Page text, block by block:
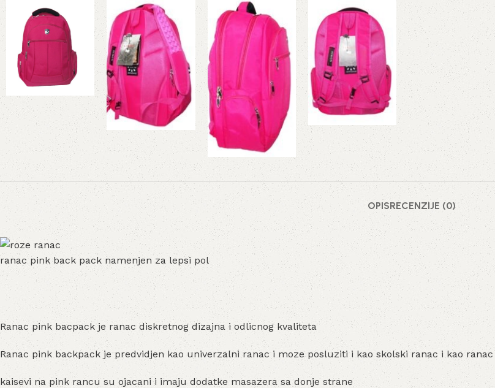
OPISRECENZIJE (0)
ranac pink back pack namenjen za lepsi pol
Ranac pink bacpack je ranac diskretnog dizajna i odlicnog kvaliteta
Ranac pink backpack je predvidjen kao univerzalni ranac i moze posluziti i kao skolski ranac i kao
kaisevi na pink rancu su ojacani i imaju dodatke masazera sa donje strane